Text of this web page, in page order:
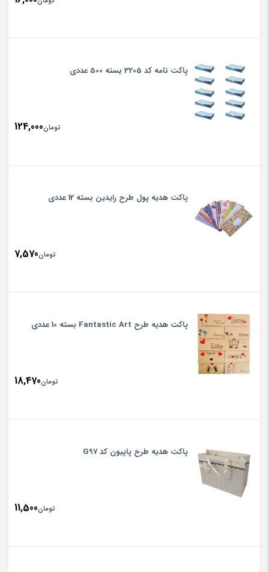
پاکت نامه کد 3205 بسته 500 عددی
تومان124,000
پاکت هدیه پول طرح رایدین بسته 12 عددی
تومان7,570
پاکت هدیه طرح Fantastic Art بسته 10 عددی
تومان18,470
پاکت هدیه طرح پاپیون کد G97
تومان11,500